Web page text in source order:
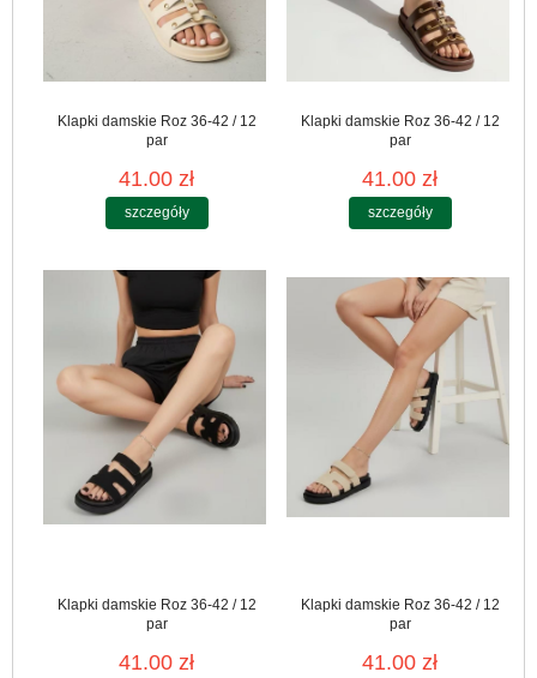
Klapki damskie Roz 36-42 / 12
par
41.00 zł
szczegóły
Klapki damskie Roz 36-42 / 12
par
41.00 zł
szczegóły
Klapki damskie Roz 36-42 / 12
par
41.00 zł
Klapki damskie Roz 36-42 / 12
par
41.00 zł